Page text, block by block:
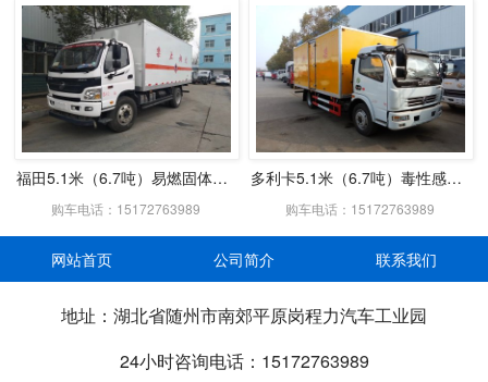
福田5.1米（6.7吨）易燃固体厢式车
购车电话：15172763989
多利卡5.1米（6.7吨）毒性感染性厢式车
购车电话：15172763989
网站首页 公司简介 联系我们
地址：湖北省随州市南郊平原岗程力汽车工业园
24小时咨询电话：15172763989